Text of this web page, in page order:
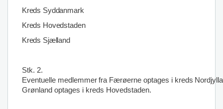
Kreds Syddanmark
Kreds Hovedstaden
Kreds Sjælland
Stk. 2.
Eventuelle medlemmer fra Færøerne optages i kreds
Grønland optages i kreds Hovedstaden.